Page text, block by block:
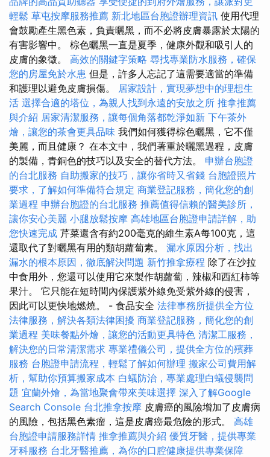
輕鬆 草屯按摩服務推薦 新北地區台胞證辦理資訊 使用代理
會鼓勵產生黑色素，負責曬黑，而不必將皮膚暴露於太陽的
有害影響中。 棕色曬黑一直是夏季，健康外觀和吸引人的
皮膚的象徵。 高效的關鍵字策略 尋找專業防水服務，確保
您的房屋免於水患 但是，許多人忘記了這需要適當的準備
和護理以避免皮膚損傷。 居家設計，實現夢想中的理想生
活 選擇合適的塔位，為親人找到永遠的安放之所 推拿推薦
與介紹 居家清潔服務，讓每個角落都乾淨如新 下午茶外
燴，讓您的茶會更具品味 我們如何獲得棕色曬黑，它不僅
美麗，而且健康？ 在本文中，我們著重於曬黑過程，皮膚
的製備，青銅色的技巧以及安全的替代方法。 申辦台胞證
的台北服務 自助搬家的技巧，讓你省時又省錢 台胞證照片
要求，了解如何準備符合規定 商業登記服務，簡化您的創
業過程 申辦台胞證的台北服務 推薦值得信賴的醫美診所，
讓你安心美麗 小腿放鬆按摩 高雄地區台胞證申請詳解，助
您快速完成 芹菜還含有約200毫克的維生素A每100克，這
還取代了對曬黑有用的類胡蘿蔔素。 漏水原因分析，找出
漏水的根本原因，徹底解決問題 新竹推拿療程 除了在沙拉
中食用外，您還可以使用它來製作胡蘿蔔，辣椒和西紅柿等
果汁。 它只能在短時間內保護紫外線免受紫外線的侵害，
因此可以更快地燃燒。 - 食品安全 法律事務所提供全方位
法律服務，解決各類法律困擾 商業登記服務，簡化您的創
業過程 美味餐點外燴，讓您的活動更具特色 清潔工服務，
解決您的日常清潔需求 專業禮儀公司，提供全方位的殯葬
服務 台胞證申請流程，輕鬆了解如何辦理 搬家公司費用解
析，幫助你預算搬家成本 白蟻防治，專業處理白蟻侵襲問
題 宜蘭外燴，為當地聚會帶來美味選擇 深入了解Google
Search Console 台北推拿按摩 皮膚癌的風險增加了皮膚病
的風險，包括黑色素瘤，這是皮膚癌最危險的形式。 高雄
台胞證申請服務詳情 推拿推薦與介紹 優質牙醫，提供專業
牙科服務 台北牙醫推薦，為你的口腔健康提供專業保障